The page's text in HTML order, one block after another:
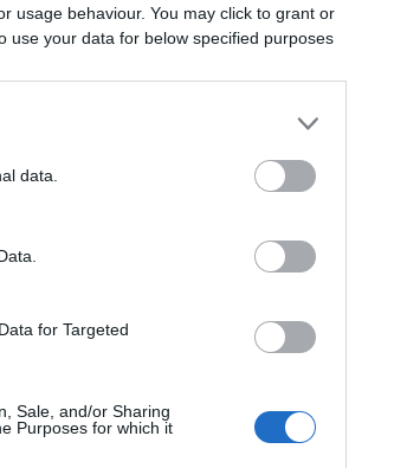
usage behaviour. You may click to grant or
use your data for below specified purposes
data.
for Targeted
Sale, and/or Sharing
Purposes for which it
Hasznos
Inspirációk
Minták
Öltéstöltés
Tanulj valami újat!
Fonalmánia
Kedvenceink